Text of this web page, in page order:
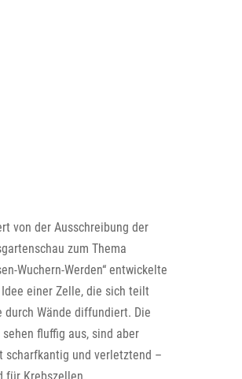
von der Ausschreibung der
zum Thema
Wuchern-Werden“ entwickelte
einer Zelle, die sich teilt
durch Wände diffundiert. Die
sehen fluffig aus, sind aber
scharfkantig und verletztend –
für Krebszellen.